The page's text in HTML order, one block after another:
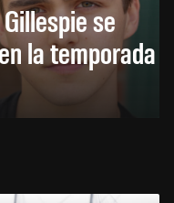
se
la temporada